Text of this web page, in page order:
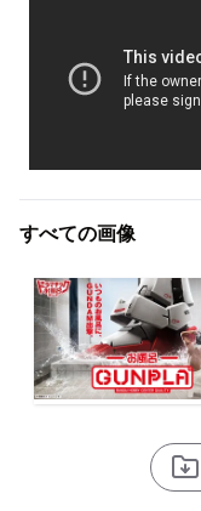
すべての画像